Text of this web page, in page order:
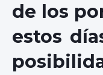
de los
estos